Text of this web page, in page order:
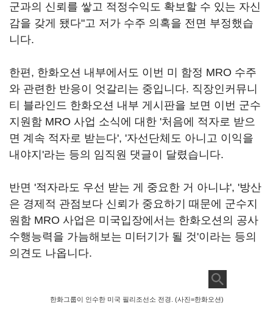
군과의 신뢰를 쌓고 적정수익도 확보할 수 있는 자신
감을 갖게 됐다"고 저가 수주 의혹을 전면 부정했습
니다.
한편, 한화오션 내부에서도 이번 미 함정 MRO 수주
와 관련한 반응이 엇갈리는 중입니다. 직장인커뮤니
티 블라인드 한화오션 내부 게시판을 보면 이번 군수
지원함 MRO 사업 소식에 대한 '처음에 적자로 받으
면 계속 적자로 받는다', '자선단체도 아니고 이익을
내야지'라는 등의 임직원 댓글이 달렸습니다.
반면 '적자라도 우선 받는 게 중요한 거 아니냐', '방산
은 경제적 관점보다 신뢰가 중요하기 때문에 군수지
원함 MRO 사업은 미국입장에서는 한화오션의 공사
수행능력을 가늠해보는 미터기가 될 것'이라는 등의
의견도 나옵니다.
한화그룹이 인수한 미국 필리조선소 전경. (사진=한화오션)